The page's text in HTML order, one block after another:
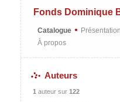
Fonds Dominique
Catalogue • Présentation
À propos
Auteurs
1 auteur sur 122